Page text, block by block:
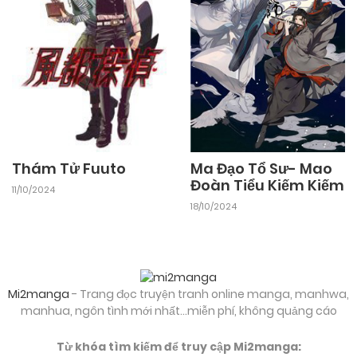
Chapter 29
Chapter 28 26/09/2024
26/09/2024
Chapter 26 26/09/2024
26/09/2024
Chapter 23
Thám Tử Fuuto
11/10/2024
Ma Đạo Tổ Sư- Mao
Đoàn Tiểu Kiếm Kiếm
18/10/2024
Mi2manga - Trang đọc truyện tranh online manga, manhwa,
manhua, ngôn tình mới nhất...miễn phí, không quảng cáo
Từ khóa tìm kiếm để truy cập Mi2manga: